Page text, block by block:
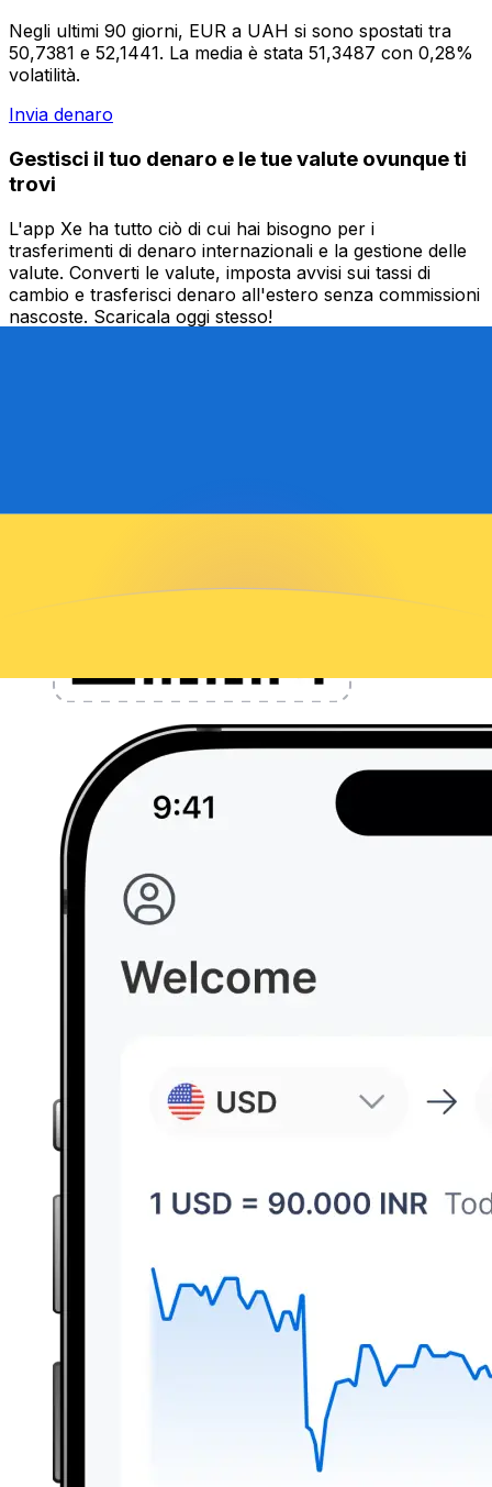
Negli ultimi 90 giorni, EUR a UAH si sono spostati tra
50,7381 e 52,1441. La media è stata 51,3487 con 0,28%
volatilità.
Invia denaro
Gestisci il tuo denaro e le tue valute ovunque ti
trovi
L'app Xe ha tutto ciò di cui hai bisogno per i
trasferimenti di denaro internazionali e la gestione delle
valute. Converti le valute, imposta avvisi sui tassi di
cambio e trasferisci denaro all'estero senza commissioni
nascoste. Scaricala oggi stesso!